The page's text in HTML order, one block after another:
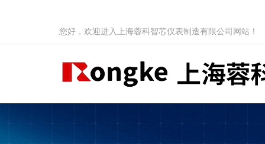
您好，欢迎进入上海蓉科智芯仪表制造有限公司网站！